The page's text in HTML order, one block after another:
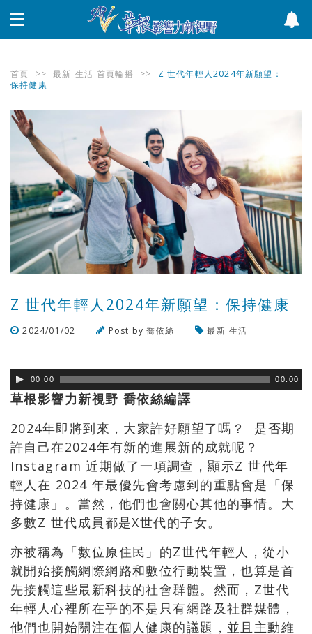
首頁 >> 最新 生活 首頁輪播 >>
Z 世代年輕人2024年新願望：
保持健康
Z 世代年輕人2024年新願望：保持健康
2024/01/02 Post by喬依絲 最新 生活
00:00 00:00
草根影響力新視野 喬依絲編譯
2024年即將到來，大家許好願望了嗎？ 是否期
許自己在2024年有新的進展新的成就呢？
Instagram 近期做了一項調查，顯示Z 世代年
輕人在 2024 年最優先會考慮到的重點會是「保
持健康」。當然，他們也會關心其他的事情。大
多數Z 世代成員都是X世代的子女。
亦被稱為「數位原住民」的Z世代年輕人，從小
就開始接觸網際網路和數位行動裝置，也算是首
先接觸這些最新科技的社會群體。然而，Z世代
年輕人心裡所在乎的不是只有網路及社群媒體，
他們也開始關注在個人健康的議題，並且主動維